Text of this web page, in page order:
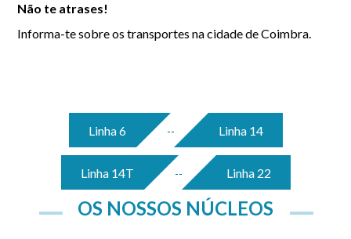
Não te atrases!
Informa-te sobre os transportes na cidade de Coimbra.
Linha 6 -- Linha 14
Linha 14T -- Linha 22
OS NOSSOS NÚCLEOS